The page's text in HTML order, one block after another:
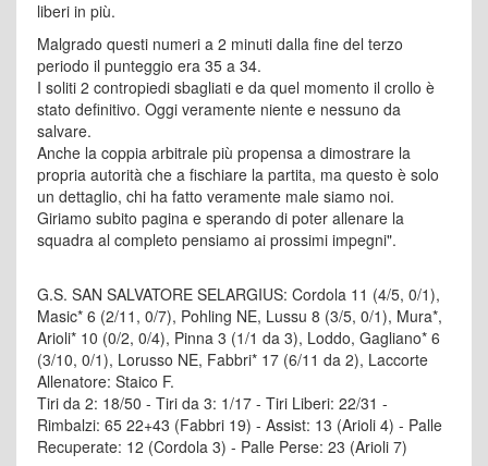
liberi in più.
Malgrado questi numeri a 2 minuti dalla fine del terzo
periodo il punteggio era 35 a 34.
I soliti 2 contropiedi sbagliati e da quel momento il crollo è
stato definitivo. Oggi veramente niente e nessuno da
salvare.
Anche la coppia arbitrale più propensa a dimostrare la
propria autorità che a fischiare la partita, ma questo è solo
un dettaglio, chi ha fatto veramente male siamo noi.
Giriamo subito pagina e sperando di poter allenare la
squadra al completo pensiamo ai prossimi impegni".
G.S. SAN SALVATORE SELARGIUS: Cordola 11 (4/5, 0/1),
Masic* 6 (2/11, 0/7), Pohling NE, Lussu 8 (3/5, 0/1), Mura*,
Arioli* 10 (0/2, 0/4), Pinna 3 (1/1 da 3), Loddo, Gagliano* 6
(3/10, 0/1), Lorusso NE, Fabbri* 17 (6/11 da 2), Laccorte
Allenatore: Staico F.
Tiri da 2: 18/50 - Tiri da 3: 1/17 - Tiri Liberi: 22/31 -
Rimbalzi: 65 22+43 (Fabbri 19) - Assist: 13 (Arioli 4) - Palle
Recuperate: 12 (Cordola 3) - Palle Perse: 23 (Arioli 7)